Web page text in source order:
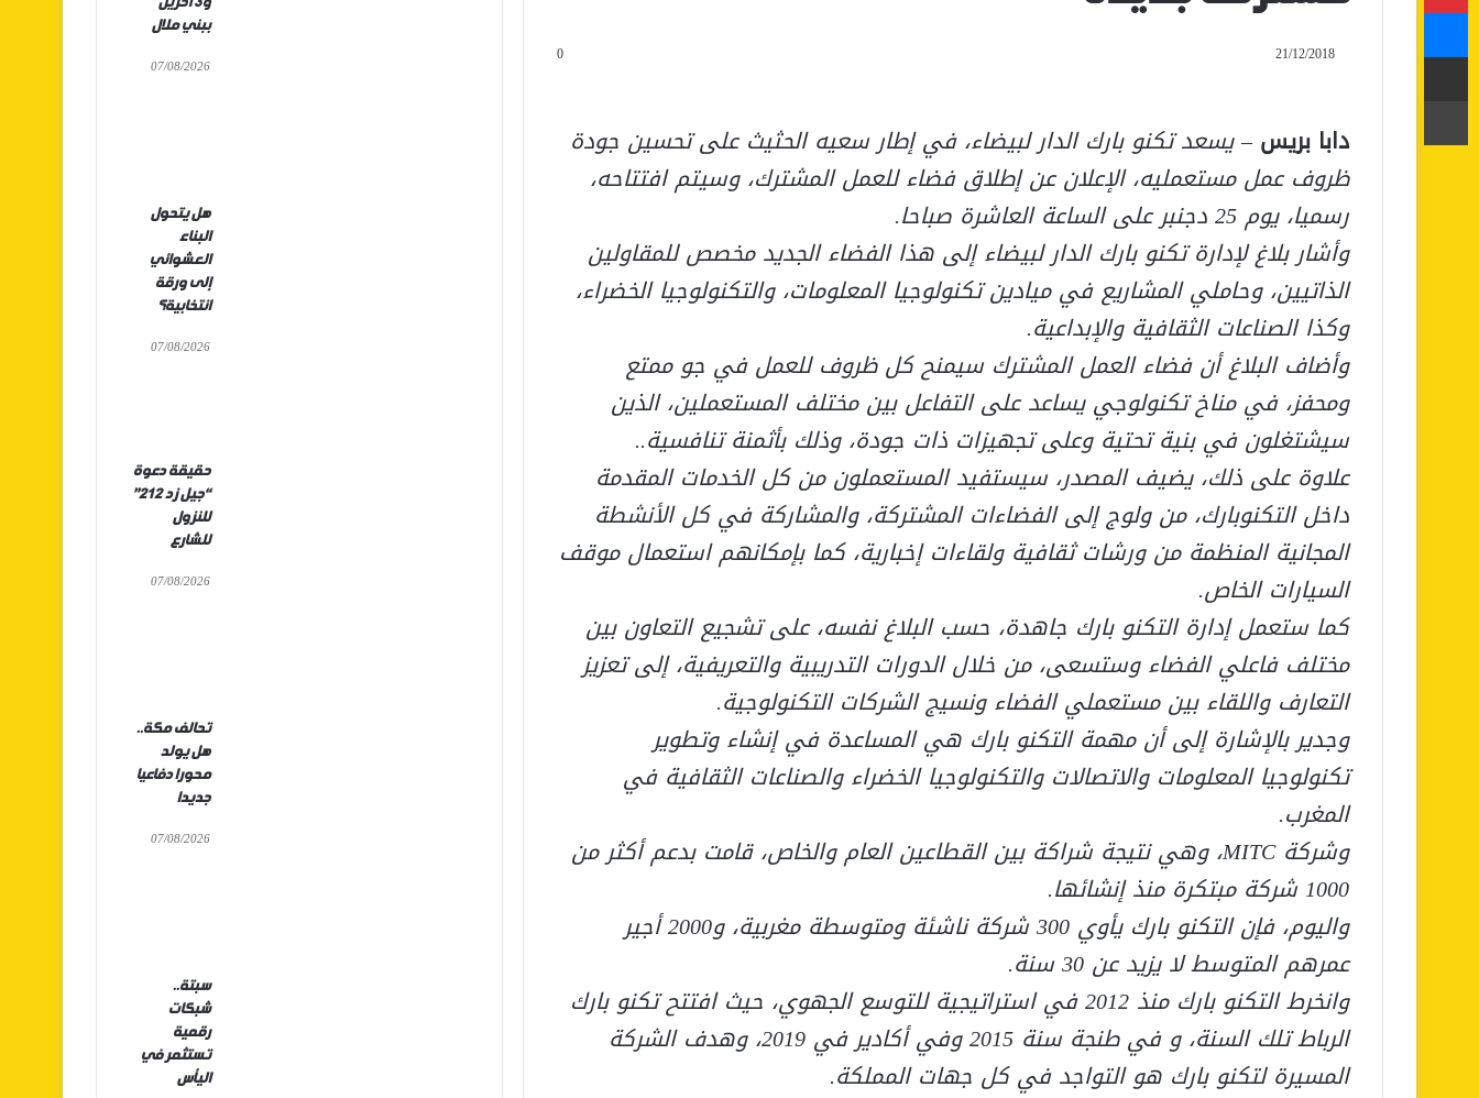
21/12/2018
0
دابا بريس– يسعد تكنو بارك الدار لبيضاء، في إطار سعيه الحثيث على تحسين جودة
ظروف عمل مستعمليه، الإعلان عن إطلاق فضاء للعمل المشترك، وسيتم افتتاحه،
رسميا، يوم 25 دجنبر على الساعة العاشرة صباحا.
وأشار بلاغ لإدارة تكنو بارك الدار لبيضاء إلى هذا الفضاء الجديد مخصص للمقاولين
الذاتيين، وحاملي المشاريع في ميادين تكنولوجيا المعلومات، والتكنولوجيا الخضراء،
وكذا الصناعات الثقافية والإبداعية.
وأضاف البلاغ أن فضاء العمل المشترك سيمنح كل ظروف للعمل في جو ممتع
ومحفز، في مناخ تكنولوجي يساعد على التفاعل بين مختلف المستعملين، الذين
سيشتغلون في بنية تحتية وعلى تجهيزات ذات جودة، وذلك بأثمنة تنافسية..
علاوة على ذلك، يضيف المصدر، سيستفيد المستعملون من كل الخدمات المقدمة
داخل التكنوبارك، من ولوج إلى الفضاءات المشتركة، والمشاركة في كل الأنشطة
المجانية المنظمة من ورشات ثقافية ولقاءات إخبارية، كما بإمكانهم استعمال موقف
السيارات الخاص.
كما ستعمل إدارة التكنو بارك جاهدة، حسب البلاغ نفسه، على تشجيع التعاون بين
مختلف فاعلي الفضاء وستسعى، من خلال الدورات التدريبية والتعريفية، إلى تعزيز
التعارف واللقاء بين مستعملي الفضاء ونسيج الشركات التكنولوجية.
وجدير بالإشارة إلى أن مهمة التكنو بارك هي المساعدة في إنشاء وتطوير
تكنولوجيا المعلومات والاتصالات والتكنولوجيا الخضراء والصناعات الثقافية في
المغرب.
وشركة MITC، وهي نتيجة شراكة بين القطاعين العام والخاص، قامت بدعم أكثر من
1000 شركة مبتكرة منذ إنشائها.
واليوم، فإن التكنو بارك يأوي 300 شركة ناشئة ومتوسطة مغربية، و2000 أجير
عمرهم المتوسط لا يزيد عن 30 سنة.
وانخرط التكنو بارك منذ 2012 في استراتيجية للتوسع الجهوي، حيث افتتح تكنو بارك
الرباط تلك السنة، و في طنجة سنة 2015 وفي أكادير في 2019، وهدف الشركة
المسيرة لتكنو بارك هو التواجد في كل جهات المملكة.
ببني ملال
07/08/2026
هل يتحول
البناء
العشوائي
إلى ورقة
انتخابية؟
07/08/2026
حقيقة دعوة
“جيل زد 212”
للنزول
للشارع
07/08/2026
تحالف مكة..
هل يولد
محورا دفاعيا
جديدا
07/08/2026
سبتة..
شبكات
رقمية
تستثمر في
اليأس